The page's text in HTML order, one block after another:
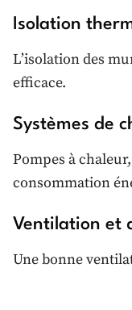
Isolation
L’isolation des
efficace.
Systèmes de
Pompes à
consommation
Ventilation et
Une bonne